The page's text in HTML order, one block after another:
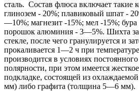
сталь. Состав флюса включает такие
глинозем - 20%; плавиковый шпат -
—10%; магнезит -15%; мел -15%;
порошок алюминия - 3—5%. Шихта
стекле, после чего гранулируется и
прокаливается 1—2 ч при
производится в условиях
полярности, при этом имеется
подкладке, состоящей из
мм) либо графита (толщина 5—6 мм).